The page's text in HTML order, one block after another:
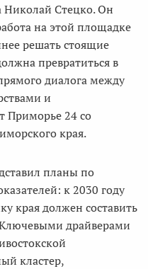
Николай Стецко. Он
на этой площадке
решать стоящие
превратиться в
диалога между
и
Приморье 24 со
края.
планы по
к 2030 году
края должен составить
драйверами
кластер,